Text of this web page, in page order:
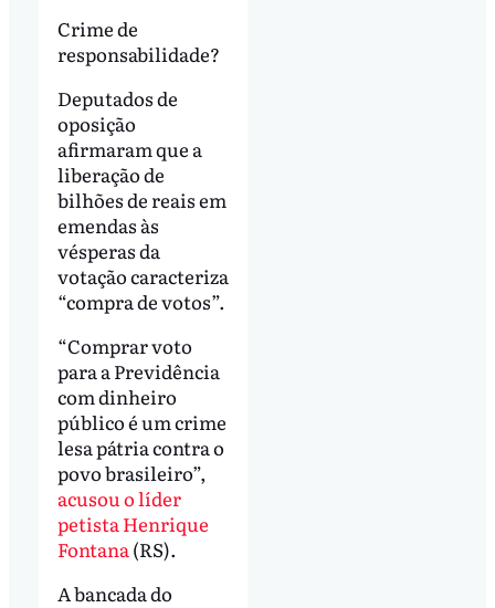
Crime de
responsabilidade?
Deputados de
oposição
afirmaram que a
liberação de
bilhões de reais em
emendas às
vésperas da
votação caracteriza
“compra de votos”.
“Comprar voto
para a Previdência
com dinheiro
público é um crime
lesa pátria contra o
povo brasileiro”,
acusou o líder
petista Henrique
Fontana(RS).
A bancada do